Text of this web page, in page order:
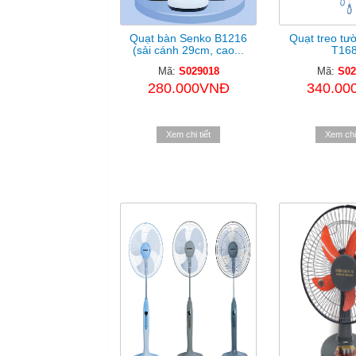
Quạt bàn Senko B1216
(sải cánh 29cm, cao...
Mã: S029018
280.000VNĐ
Xem chi tiết
Quạt treo
Mã:
Xem